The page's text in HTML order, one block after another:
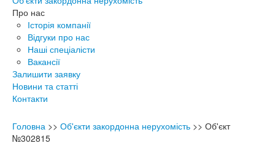
Про нас
Історія компанії
Відгуки про нас
Наші спеціалісти
Вакансії
Залишити заявку
Новини та статті
Контакти
Головна >> Об'єкти закордонна нерухомість >> Об'єкт
№302815